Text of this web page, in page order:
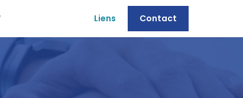
Liens Contact